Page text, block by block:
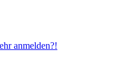
anmelden?!